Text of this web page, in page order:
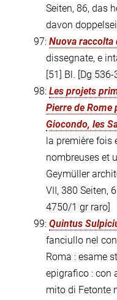
Seiten, 86, das
davon
97: Nuova raccolta
dissegnate, e
[51] Bl. [Dg
98: Les projets
Pierre de Rome
Giocondo, les
la première
nombreuses et
Geymüller
VII, 380 Seiten,
4750/1 gr raro]
99: Quintus
fanciullo nel
Roma : esame
epigrafico : con
mito di Fetonte